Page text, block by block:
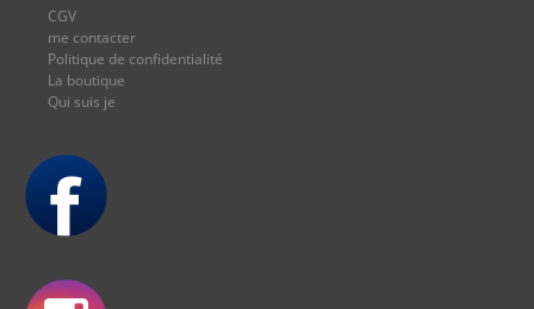
CGV
me contacter
Politique de confidentialité
La boutique
Qui suis je